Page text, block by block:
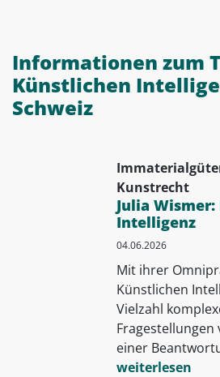
Informationen zum
Künstlichen
Schweiz
Kunstrecht
Julia
Intelligenz
04.06.2026
Mit ihrer
Künstlichen
Vielzahl
einer
weiterlesen